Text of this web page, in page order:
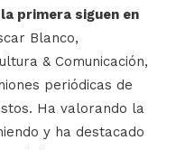
primera siguen en
Blanco,
& Comunicación,
periódicas de
Ha valorando la
y ha destacado